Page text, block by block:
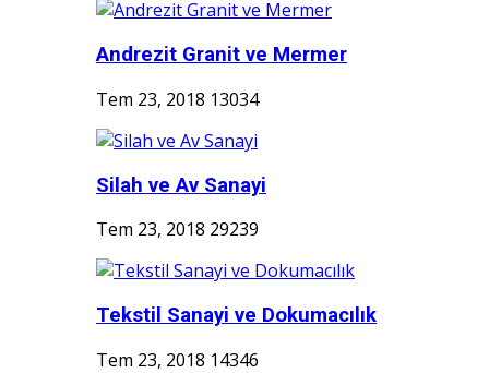
Andrezit Granit ve Mermer
Tem 23, 2018 13034
Silah ve Av Sanayi
Tem 23, 2018 29239
Tekstil Sanayi ve Dokumacılık
Tem 23, 2018 14346